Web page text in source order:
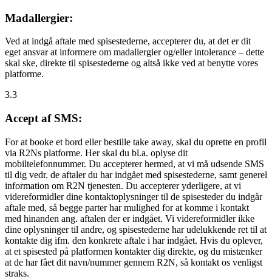
Madallergier:
Ved at indgå aftale med spisestederne, accepterer du, at det er dit
eget ansvar at informere om madallergier og/eller intolerance – dette
skal ske, direkte til spisestederne og altså ikke ved at benytte vores
platforme.
3.3
Accept af SMS:
For at booke et bord eller bestille take away, skal du oprette en profil
via R2Ns platforme. Her skal du bl.a. oplyse dit
mobiltelefonnummer. Du accepterer hermed, at vi må udsende SMS
til dig vedr. de aftaler du har indgået med spisestederne, samt generel
information om R2N tjenesten. Du accepterer yderligere, at vi
videreformidler dine kontaktoplysninger til de spisesteder du indgår
aftale med, så begge parter har mulighed for at komme i kontakt
med hinanden ang. aftalen der er indgået. Vi videreformidler ikke
dine oplysninger til andre, og spisestederne har udelukkende ret til at
kontakte dig ifm. den konkrete aftale i har indgået. Hvis du oplever,
at et spisested på platformen kontakter dig direkte, og du mistænker
at de har fået dit navn/nummer gennem R2N, så kontakt os venligst
straks.